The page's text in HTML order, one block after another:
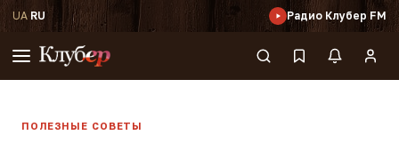
UA·RU Радио Клубер FM
ПОЛЕЗНЫЕ СОВЕТЫ